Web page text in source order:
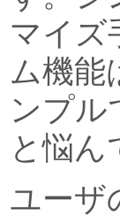
マイズ
ム機能
ンプル
と悩ん
ユーザ